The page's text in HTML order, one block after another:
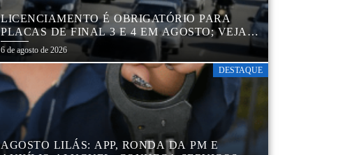
LICENCIAMENTO É OBRIGATÓRIO PARA
PLACAS DE FINAL 3 E 4 EM AGOSTO; VEJA
CALENDÁRIO
6 de agosto de 2026
DESTAQUE
AGOSTO LILÁS: APP, RONDA DA PM E